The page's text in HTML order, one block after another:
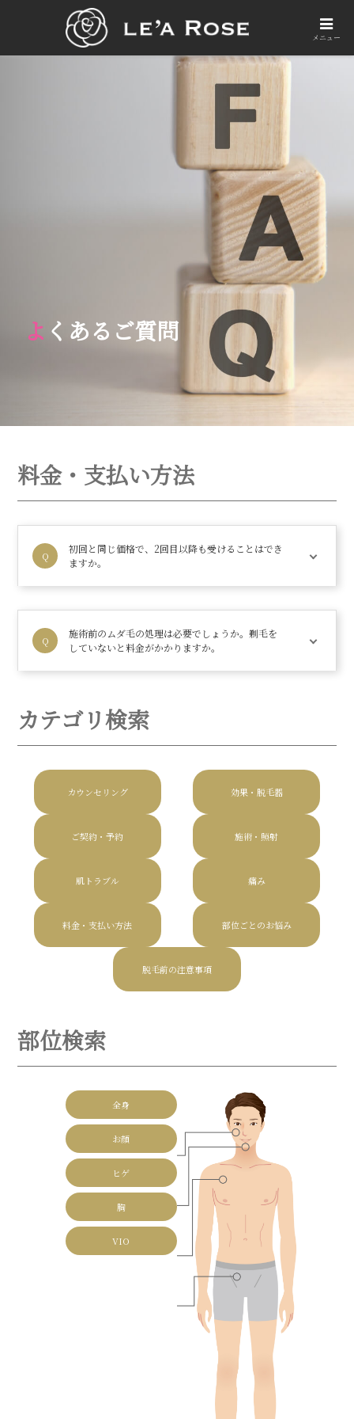
よくあるご質問
料金・支払い方法
初回と同じ価格で、2回目以降も受けることはでき
ますか。
施術前のムダ毛の処理は必要でしょうか。剃毛を
していないと料金がかかりますか。
カテゴリ検索
カウンセリング 効果・脱毛器
ご契約・予約 施術・照射
肌トラブル 痛み
料金・支払い方法 部位ごとのお悩み
脱毛前の注意事項
部位検索
全身
お顔
ヒゲ
胸
VIO
メニュー